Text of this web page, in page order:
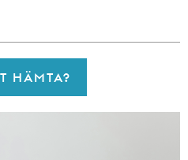
HÄMTA?